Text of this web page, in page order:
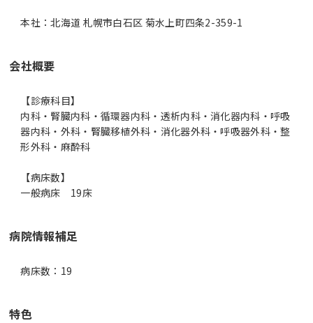
本社：北海道 札幌市白石区 菊水上町四条2-359-1
会社概要
【診療科目】
内科・腎臓内科・循環器内科・透析内科・消化器内科・呼吸
器内科・外科・腎臓移植外科・消化器外科・呼吸器外科・整
形外科・麻酔科
【病床数】
一般病床 19床
病院情報補足
病床数：19
特色